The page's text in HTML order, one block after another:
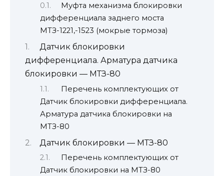
Муфта механизма блокировки
дифференциала заднего моста
МТЗ-1221,-1523 (мокрые тормоза)
Датчик блокировки
дифференциала. Арматура датчика
блокировки — МТЗ-80
Перечень комплектующих от
Датчик блокировки дифференциала.
Арматура датчика блокировки на
МТЗ-80
Датчик блокировки — МТЗ-80
Перечень комплектующих от
Датчик блокировки на МТЗ-80